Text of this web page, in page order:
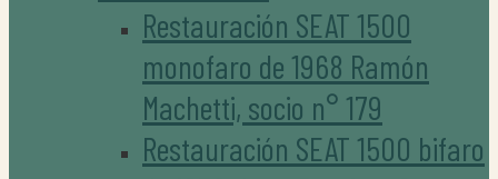
Restauración SEAT 1500
monofaro de 1968 Ramón
Machetti, socio n° 179
Restauración SEAT 1500 bifaro